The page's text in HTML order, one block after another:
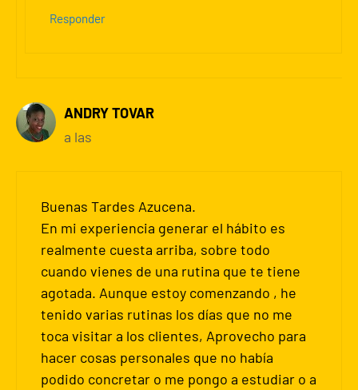
Responder
ANDRY TOVAR
a las
Buenas Tardes Azucena.
En mi experiencia generar el hábito es
realmente cuesta arriba, sobre todo
cuando vienes de una rutina que te tiene
agotada. Aunque estoy comenzando , he
tenido varias rutinas los días que no me
toca visitar a los clientes, Aprovecho para
hacer cosas personales que no había
podido concretar o me pongo a estudiar o a